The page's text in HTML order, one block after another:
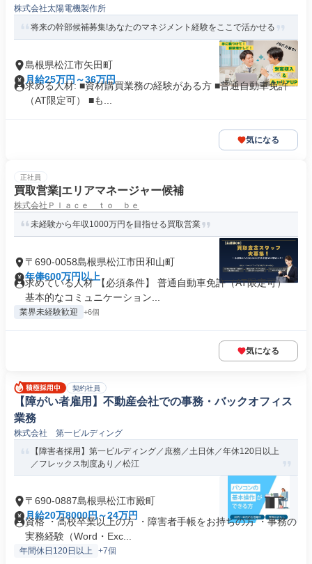
株式会社太陽電機製作所
将来の幹部候補募集!あなたのマネジメント経験をここで活かせる
島根県松江市矢田町
月給25万円～36万円
求める人材: ■資材購買業務の経験がある方 ■普通自動車免許
（AT限定可） ■も...
気になる
正社員
買取営業|エリアマネージャー候補
株式会社Ｐｌａｃｅ ｔｏ ｂｅ
未経験から年収1000万円を目指せる買取営業
〒690-0058島根県松江市田和山町
年俸600万円以上
求めている人材 【必須条件】 普通自動車免許（AT限定可）
基本的なコミュニケーション...
業界未経験歓迎 +6個
気になる
契約社員
【障がい者雇用】不動産会社での事務・バックオフィス
業務
株式会社 第一ビルディング
【障害者採用】第一ビルディング／庶務／土日休／年休120日以上
／フレックス制度あり／松江
〒690-0887島根県松江市殿町
月給20万8000円～24万円
資格 ・高校卒業以上の方 ・障害者手帳をお持ちの方 ・事務の
実務経験（Word・Exc...
年間休日120日以上 +7個